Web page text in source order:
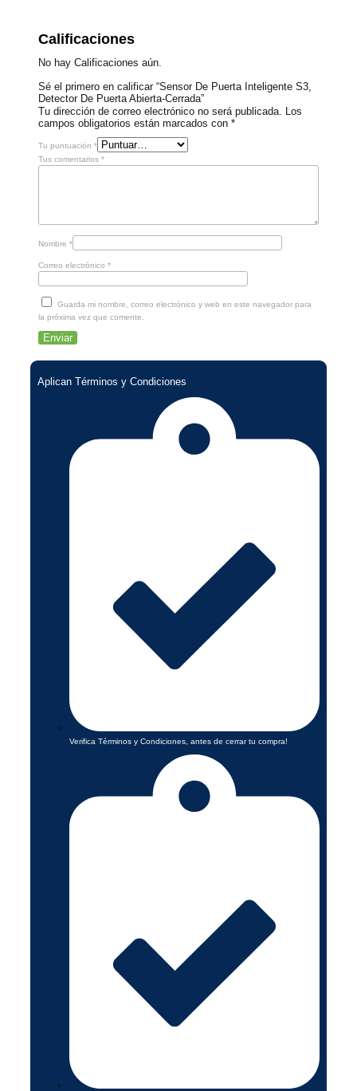
Calificaciones
No hay Calificaciones aún.
Sé el primero en calificar “Sensor De Puerta Inteligente S3,
Detector De Puerta Abierta-Cerrada”
Tu dirección de correo electrónico no será publicada. Los
campos obligatorios están marcados con *
Tu puntuación *
Tus comentarios *
Nombre *
Correo electrónico *
Guarda mi nombre, correo electrónico y web en este navegador para
la próxima vez que comente.
Aplican Términos y Condiciones
Verifica Términos y Condiciones, antes de cerrar tu compra!